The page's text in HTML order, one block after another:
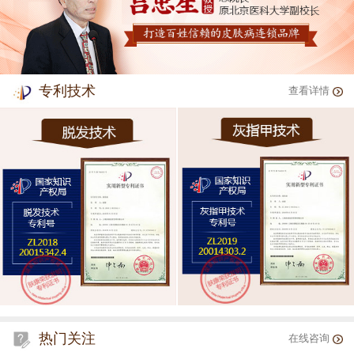
专利技术 查看详情
热门关注 在线咨询